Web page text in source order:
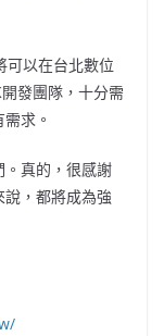
可以在台北數位
發團隊，十分需
求。
。真的，很感謝
，都將成為強